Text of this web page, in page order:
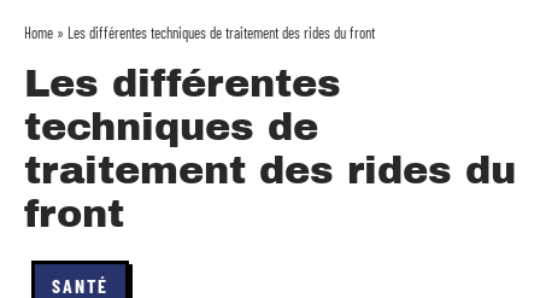
Home » Les différentes techniques de traitement des rides du front
Les différentes
techniques de
traitement des rides du
front
SANTÉ